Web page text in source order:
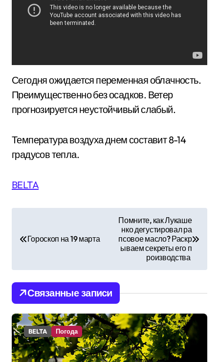
Сегодня ожидается переменная облачность.
Преимущественно без осадков. Ветер
прогнозируется неустойчивый слабый.
Температура воздуха днем составит 8-14
градусов тепла.
BELTA
и
г
а
ц
и
Гороскоп на 19 марта
Помните, как Лукаше
нко дегустировал ра
псовое масло? Раскр
ываем секреты его п
роизводства
Связанные записи
BELTA Погода